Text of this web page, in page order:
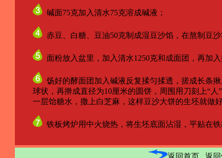
碱面75克加入清水75克溶成碱液；
赤豆、白糖、豆油50克制成湿豆沙馅，在熬制豆
面粉放入盆里，加入清水1250克和成面团，再加
饧好的酵面团加入碱液反复揉匀揉透，搓成长条
球状，再擀成直径为10厘米的圆饼，周围用刀刻上“人
一层饴糖水，撒上白芝麻，这样豆沙大饼的生坯就做
铁板烤炉用中火烧热，将生坯底面沾湿，平贴在
返回首页 返